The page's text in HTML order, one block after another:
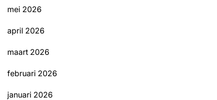
mei 2026
april 2026
maart 2026
februari 2026
januari 2026